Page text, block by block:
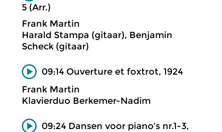
5 (Arr.)
Frank Martin
Harald Stampa (gitaar), Benjamin
Scheck (gitaar)
09:14 Ouverture et foxtrot, 1924
Frank Martin
Klavierduo Berkemer-Nadim
09:24 Dansen voor piano’s nr.1-3,